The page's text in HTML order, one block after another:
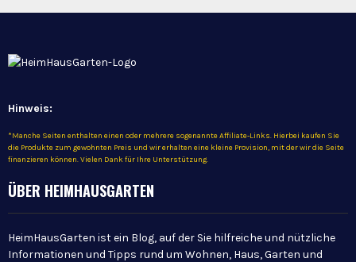
Hinweis:
*Manche Seiten enthalten einen oder mehrere sogenannte Affiliate-Links. Hierbei kaufen Sie
die Produkte zum gewohnten Preis und wir erhalten eine kleine Provision, mit der wir die Seite
finanzieren können. Vielen Dank für Ihre Unterstützung.
ÜBER HEIMHAUSGARTEN
HeimHausGarten ist ein Blog, auf der Sie hilfreiche und nützliche
Informationen und Tipps rund um Wohnen, Haus, Garten und